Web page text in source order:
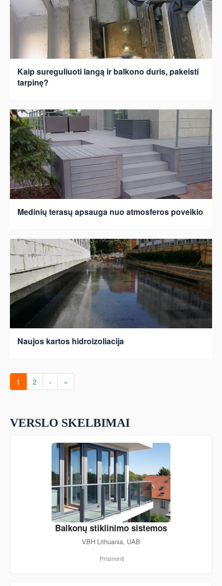
Kaip sureguliuoti langą ir balkono duris, pakeisti
tarpinę?
Medinių terasų apsauga nuo atmosferos poveikio
Naujos kartos hidroizoliacija
1 2 › »
VERSLO SKELBIMAI
Balkonų stiklinimo sistemos
VBH Lithuania, UAB
Prisiminti